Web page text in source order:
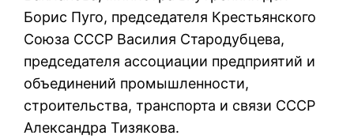
Борис Пуго, председателя Крестьянского
Союза СССР Василия Стародубцева,
председателя ассоциации предприятий и
объединений промышленности,
строительства, транспорта и связи СССР
Александра Тизякова.